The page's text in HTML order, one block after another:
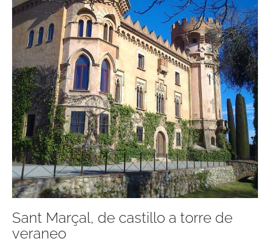
Sant Marçal, de castillo a torre de
veraneo